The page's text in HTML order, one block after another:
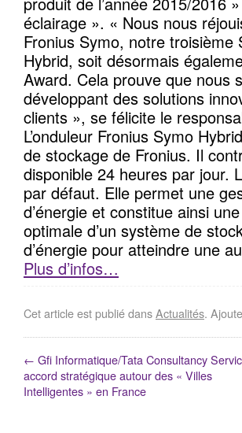
éclairage ». « Nous nous
Fronius Symo, notre
Hybrid, soit désormais
Award. Cela prouve que nous
développant des solutions
clients », se félicite le
L’onduleur Fronius Symo
de stockage de Fronius. Il
disponible 24 heures par jour.
par défaut. Elle permet une
d’énergie et constitue ainsi
optimale d’un système de
d’énergie pour atteindre une
Plus d’infos…
Cet article est publié dansActualités.
← Gfi Informatique/Tata Consultancy
accord stratégique autour des « Villes
Intelligentes » en France